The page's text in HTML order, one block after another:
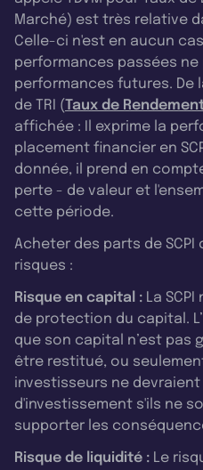
Marché) est très relative
Celle-ci n'est en aucun
performances passées
performances futures. De
de TRI (Taux de
affichée : Il exprime la
placement financier en
donnée, il prend en
perte - de valeur et
cette période.
Acheter des parts de
risques :
Risque en capital : La
de protection du capital.
que son capital n’est pas
être restitué, ou
investisseurs ne
d'investissement s'ils ne
supporter les
Risque de liquidité : Le